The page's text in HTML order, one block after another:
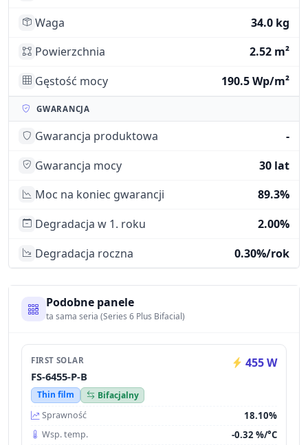
Waga
34.0 kg
Powierzchnia
2.52 m²
Gęstość mocy
190.5 Wp/m²
GWARANCJA
Gwarancja produktowa
-
Gwarancja mocy
30 lat
Moc na koniec gwarancji
89.3%
Degradacja w 1. roku
2.00%
Degradacja roczna
0.30%/rok
Podobne panele
ta sama seria (Series 6 Plus Bifacial)
FIRST SOLAR 455 W
FS-6455-P-B
Thin film
Bifacjalny
Sprawność
18.10%
Wsp. temp. -0.32 %/°C